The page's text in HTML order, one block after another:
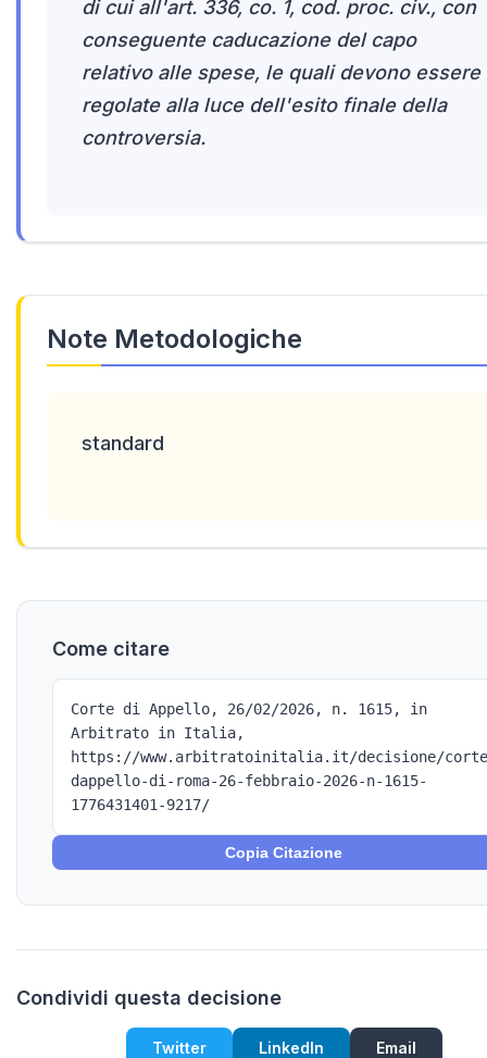
di cui all'art. 336, co. 1, cod. proc. civ., con
conseguente caducazione del capo
relativo alle spese, le quali devono essere
regolate alla luce dell'esito finale della
controversia.
Note Metodologiche
standard
Come citare
Corte di Appello, 26/02/2026, n. 1615, in
Arbitrato in Italia,
https://www.arbitratoinitalia.it/decisione/
dappello-di-roma-26-febbraio-2026-n-1615-
1776431401-9217/
Copia Citazione
Condividi questa decisione
Twitter LinkedIn Email